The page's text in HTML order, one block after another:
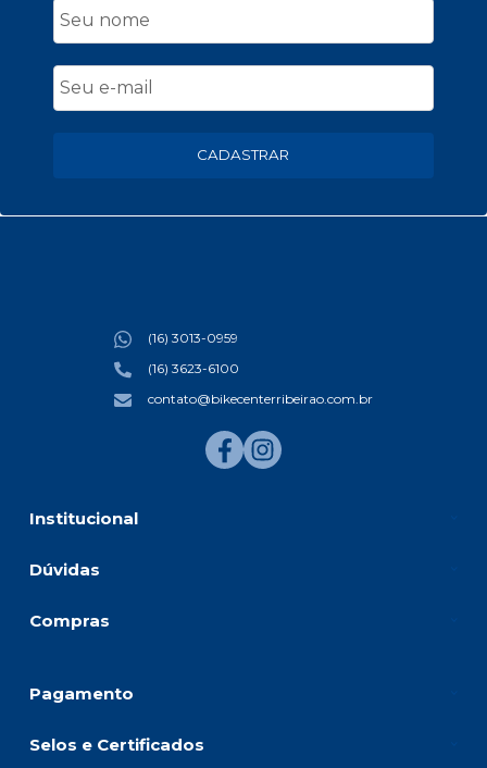
CADASTRAR
Institucional
Dúvidas
Compras
(16) 3013-0959
(16) 3623-6100
contato@bikecenterribeirao.com.br
Pagamento
Selos e Certificados